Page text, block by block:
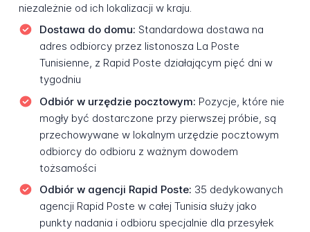
niezależnie od ich lokalizacji w kraju.
Dostawa do domu: Standardowa dostawa na
adres odbiorcy przez listonosza La Poste
Tunisienne, z Rapid Poste działającym pięć dni w
tygodniu
Odbiór w urzędzie pocztowym: Pozycje, które nie
mogły być dostarczone przy pierwszej próbie, są
przechowywane w lokalnym urzędzie pocztowym
odbiorcy do odbioru z ważnym dowodem
tożsamości
Odbiór w agencji Rapid Poste: 35 dedykowanych
agencji Rapid Poste w całej Tunisia służy jako
punkty nadania i odbioru specjalnie dla przesyłek